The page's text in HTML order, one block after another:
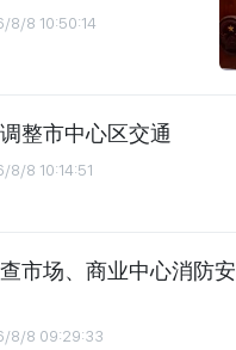
8/8 10:50:14
整市中心区交通
8/8 10:14:51
市场、商业中心消防安
8/8 09:29:33